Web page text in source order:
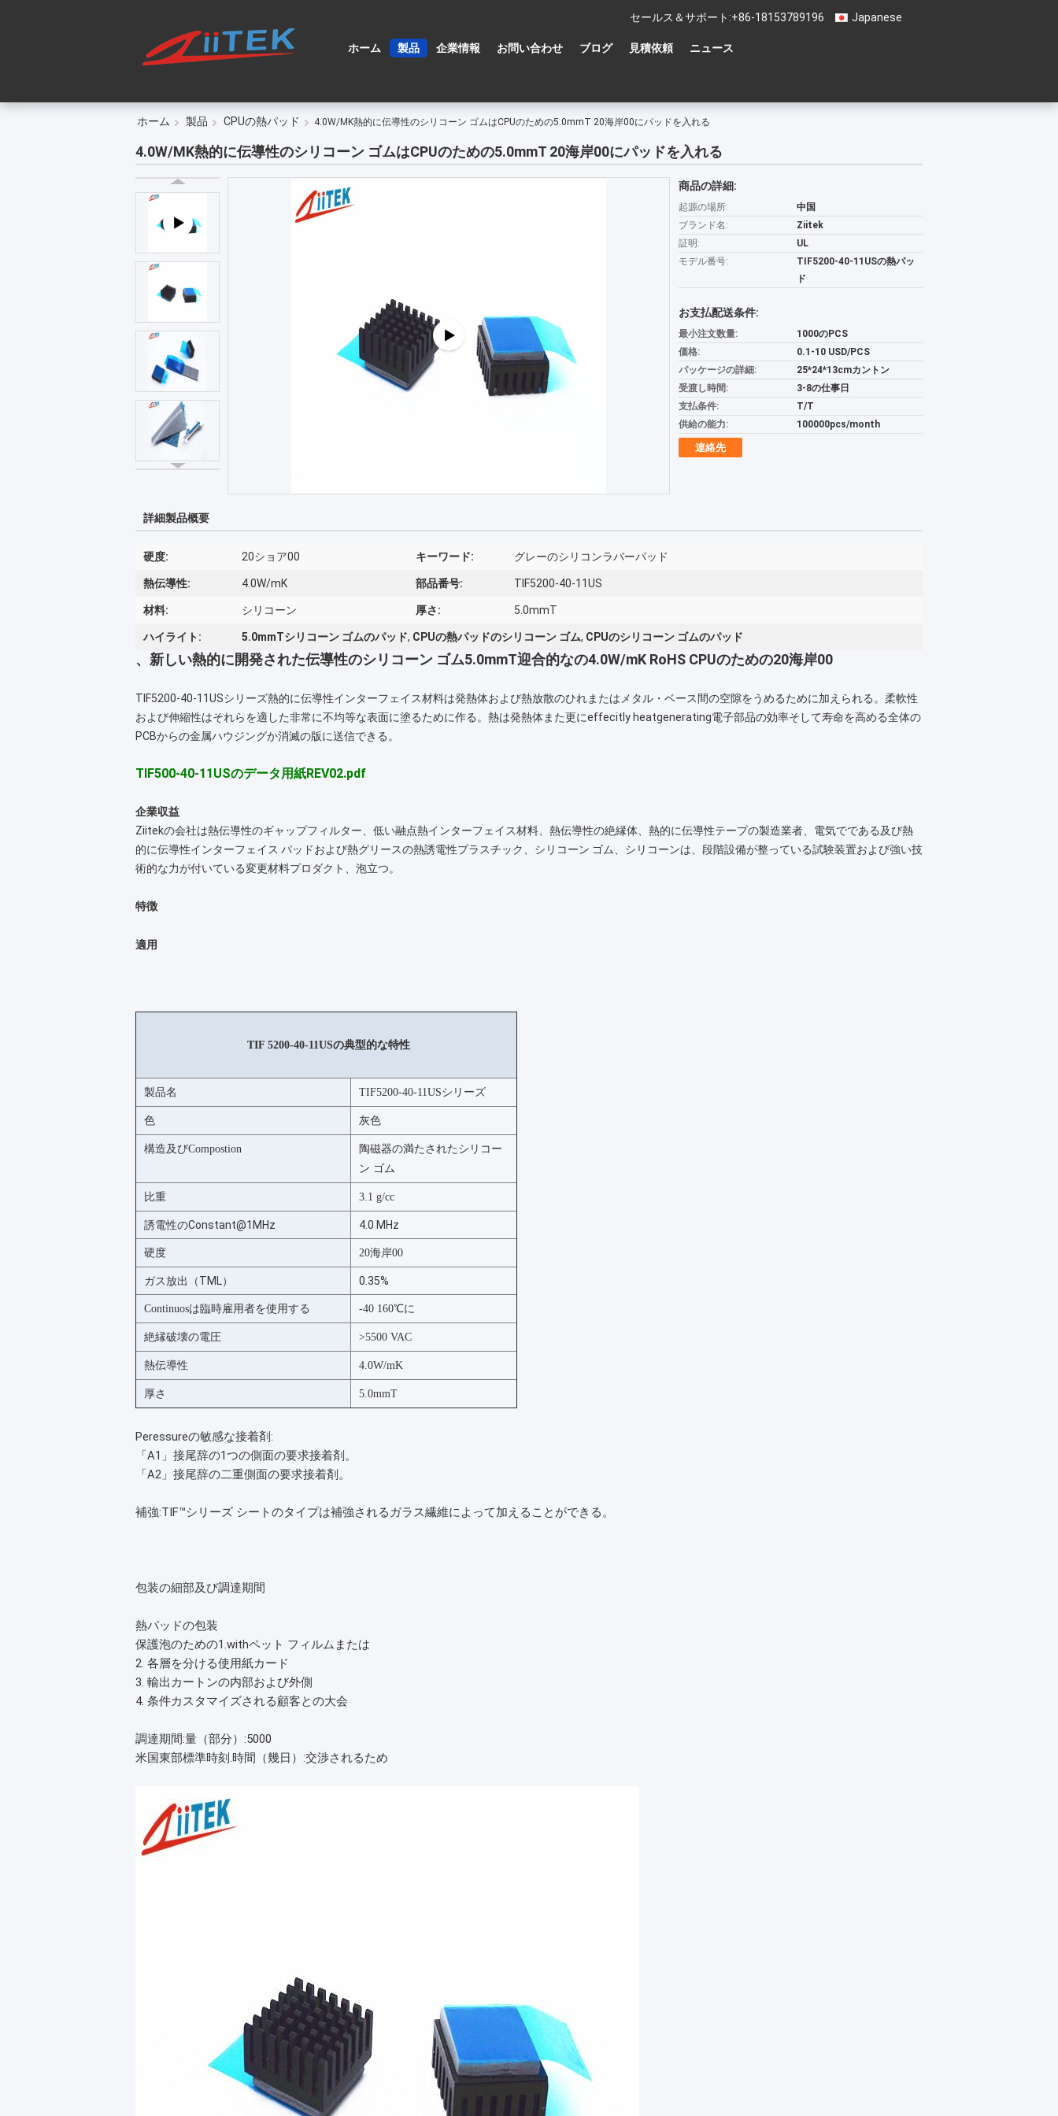
Japanese
セールス＆サポート:+86-18153789196
ホーム 製品 企業情報 お問い合わせ ブログ 見積依頼 ニュース
ホーム 製品 CPUの熱パッド 4.0W/MK熱的に伝導性のシリコーン ゴムはCPUのための5.0mmT 20海岸00にパッドを入れる
4.0W/MK熱的に伝導性のシリコーン ゴムはCPUのための5.0mmT 20海岸00にパッドを入れる
商品の詳細:
起源の場所:
中国
ブランド名:
Ziitek
証明:
UL
モデル番号:
TIF5200-40-11USの熱パッ
ド
お支払配送条件:
最小注文数量:
1000のPCS
価格:
0.1-10 USD/PCS
パッケージの詳細:
25*24*13cmカントン
受渡し時間:
3-8の仕事日
支払条件:
T/T
供給の能力:
100000pcs/month
連絡先
詳細製品概要
硬度: 20ショア00 キーワード: グレーのシリコンラバーパッド
熱伝導性: 4.0W/mK 部品番号: TIF5200-40-11US
材料: シリコーン 厚さ: 5.0mmT
ハイライト: 5.0mmTシリコーン ゴムのパッド, CPUの熱パッドのシリコーン ゴム, CPUのシリコーン ゴムのパッド
、新しい熱的に開発された伝導性のシリコーン ゴム5.0mmT迎合的なの4.0W/mK RoHS CPUのための20海岸00
TIF5200-40-11USシリーズ熱的に伝導性インターフェイス材料は発熱体および熱放散のひれまたはメタル・ベース間の空隙をうめるために加えられる。柔軟性
および伸縮性はそれらを適した非常に不均等な表面に塗るために作る。熱は発熱体また更にeffecitly heatgenerating電子部品の効率そして寿命を高める全体の
PCBからの金属ハウジングか消滅の版に送信できる。
TIF500-40-11USのデータ用紙REV02.pdf
企業収益
Ziitekの会社は熱伝導性のギャップフィルター、低い融点熱インターフェイス材料、熱伝導性の絶縁体、熱的に伝導性テープの製造業者、電気でである及び熱
的に伝導性インターフェイス パッドおよび熱グリースの熱誘電性プラスチック、シリコーン ゴム、シリコーンは、段階設備が整っている試験装置および強い技
術的な力が付いている変更材料プロダクト、泡立つ。
特徴
適用
TIF 5200-40-11USの典型的な特性
製品名 TIF5200-40-11USシリーズ
色 灰色
構造及びCompostion
陶磁器の満たされたシリコー
ン ゴム
比重 3.1 g/cc
誘電性のConstant@1MHz 4.0 MHz
硬度 20海岸00
ガス放出（TML） 0.35%
Continuosは臨時雇用者を使用する -40 160℃に
絶縁破壊の電圧 >5500 VAC
熱伝導性 4.0W/mK
厚さ 5.0mmT
Peressureの敏感な接着剤:
「A1」接尾辞の1つの側面の要求接着剤。
「A2」接尾辞の二重側面の要求接着剤。
補強:TIF™シリーズ シートのタイプは補強されるガラス繊維によって加えることができる。
包装の細部及び調達期間
熱パッドの包装
保護泡のための1.withペット フィルムまたは
2. 各層を分ける使用紙カード
3. 輸出カートンの内部および外側
4. 条件カスタマイズされる顧客との大会
調達期間:量（部分）:5000
米国東部標準時刻.時間（幾日） :交渉されるため